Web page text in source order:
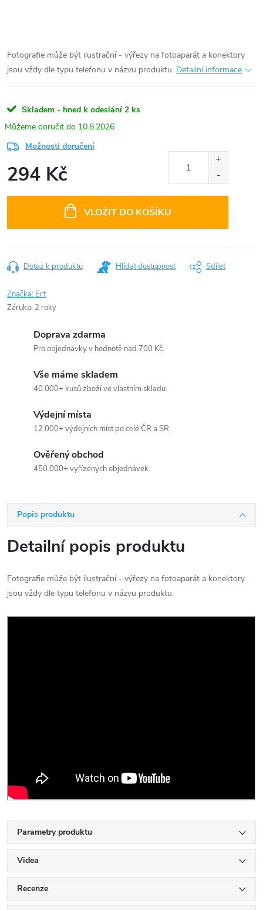
Fotografie může být ilustrační - výřezy na fotoaparát a konektory
jsou vždy dle typu telefonu v názvu produktu. Detailní informace
Skladem - hned k odeslání 2 ks
10.8.2026
Možnosti doručení
294 Kč
VLOŽIT DO KOŠÍKU
Dotaz k produktu Hlídat dostupnost Sdílet
Značka: Ert
Záruka: 2 roky
Doprava zdarma
Pro objednávky v hodnotě nad 700 Kč.
Vše máme skladem
40.000+ kusů zboží ve vlastním skladu.
Výdejní místa
12.000+ výdejních míst po celé ČR a SR.
Ověřený obchod
450.000+ vyřízených objednávek.
Popis produktu
Detailní popis produktu
Fotografie může být ilustrační - výřezy na fotoaparát a konektory
jsou vždy dle typu telefonu v názvu produktu.
Parametry produktu
Videa
Recenze